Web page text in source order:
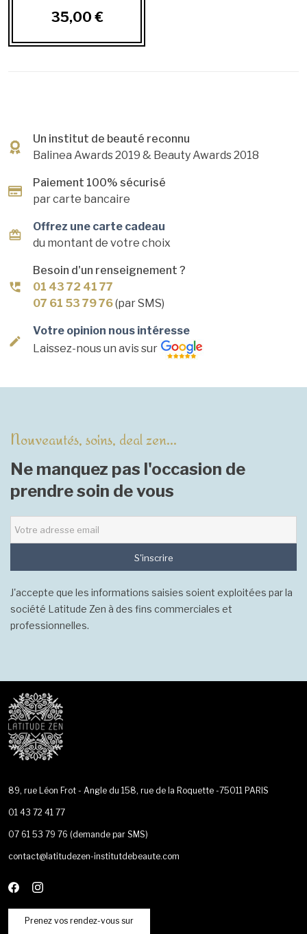
35,00 €
Un institut de beauté reconnu
Balinea Awards 2019 & Beauty Awards 2018
Paiement 100% sécurisé
par carte bancaire
Offrez une carte cadeau
du montant de votre choix
Besoin d'un renseignement ?
01 43 72 41 77
07 61 53 79 76(par SMS)
Votre opinion nous intéresse
Laissez-nous un avis sur
Nouveautés, soins, deal zen...
Ne manquez pas l'occasion de
prendre soin de vous
S'inscrire
J'accepte que les informations saisies soient exploitées par la
société Latitude Zen à des fins commerciales et
professionnelles.
89, rue Léon Frot - Angle du 158, rue de la Roquette -75011 PARIS
01 43 72 41 77
07 61 53 79 76 (demande par SMS)
contact@latitudezen-institutdebeaute.com
Prenez vos rendez-vous sur